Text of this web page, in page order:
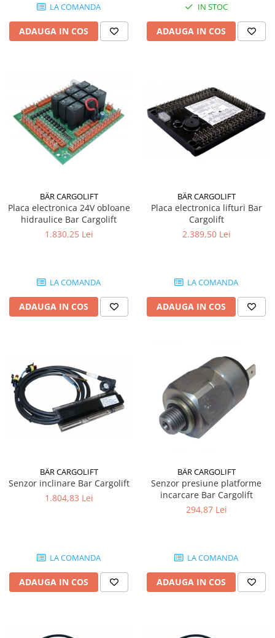
LA COMANDA
ADAUGA IN COS
IN STOC
ADAUGA IN COS
BÄR CARGOLIFT
Placa electronica 24V obloane
hidraulice Bar Cargolift
1.830,25 Lei
LA COMANDA
ADAUGA IN COS
BÄR CARGOLIFT
Placa electronica lifturi Bar
Cargolift
2.389,50 Lei
LA COMANDA
ADAUGA IN COS
BÄR CARGOLIFT
Senzor inclinare Bar Cargolift
1.804,83 Lei
LA COMANDA
ADAUGA IN COS
BÄR CARGOLIFT
Senzor presiune platforme
incarcare Bar Cargolift
294,87 Lei
LA COMANDA
ADAUGA IN COS